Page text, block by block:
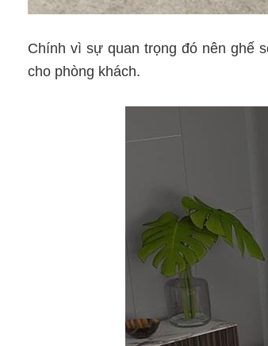
Chính vì sự quan trọng đó nên ghế
cho phòng khách.